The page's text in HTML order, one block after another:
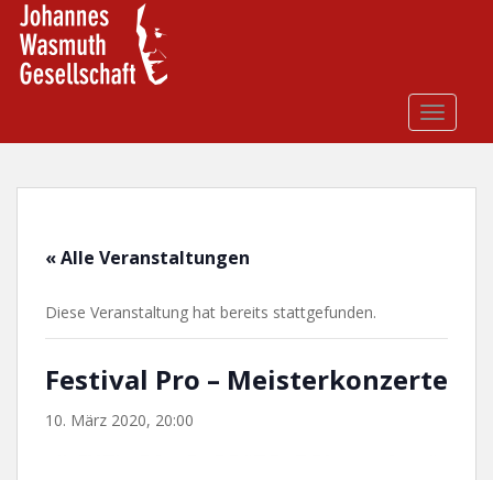
o
« Alle Veranstaltungen
Diese Veranstaltung hat bereits stattgefunden.
Festival Pro – Meisterkonzerte
10. März 2020, 20:00